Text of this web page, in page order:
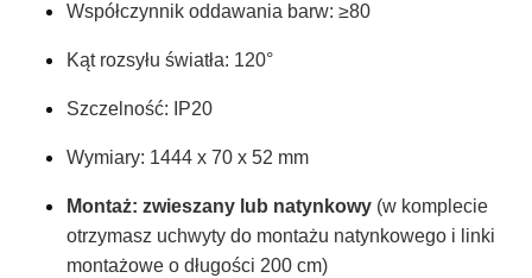
Współczynnik oddawania barw: ≥80
Kąt rozsyłu światła: 120°
Szczelność: IP20
Wymiary: 1444 x 70 x 52 mm
Montaż: zwieszany lub natynkowy (w komplecie
otrzymasz uchwyty do montażu natynkowego i linki
montażowe o długości 200 cm)